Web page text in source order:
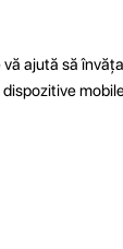
ajută să